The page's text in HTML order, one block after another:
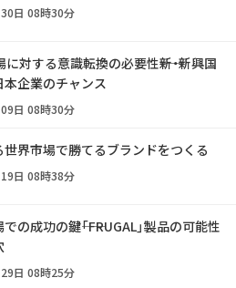
日 08時30分
対する意識転換の必要性――新・新興国
本企業のチャンス
日 08時30分
世界市場で勝てるブランドをつくる
日 08時38分
の成功の鍵――「FRUGAL」製品の可能性
日 08時25分